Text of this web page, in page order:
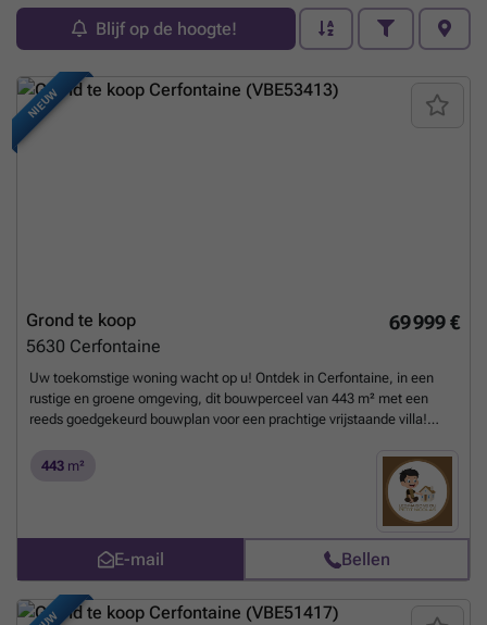
Blijf op de hoogte!
NIEUW
69 999 €
Grond te koop
5630 Cerfontaine
Uw toekomstige woning wacht op u! Ontdek in Cerfontaine, in een
rustige en groene omgeving, dit bouwperceel van 443 m² met een
reeds goedgekeurd bouwplan voor een prachtige vrijstaande villa!
± 100 m² woonoppervlakte Het perceel: Oppervlakte: 443 m²
Gevelbreedte: 32 m Diepte: 23 m Bespaar kostbare tijd: het bouwplan
is al goedgekeurd, zodat u uw project veel sneller kunt realiseren!
Geïnteresseerd? Neem contact op met Les Maisons du Petit Nicolas
via ### voor meer informatie of om een bezichtiging te
Meer weten?
443 m²
E-mail Bellen